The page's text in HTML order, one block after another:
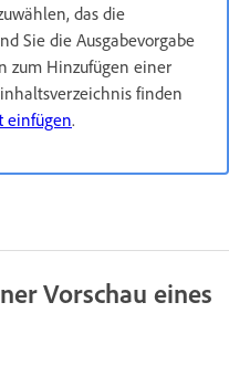
das die
Sie die Ausgabevorgabe
zum Hinzufügen einer
finden
einfügen.
Vorschau eines